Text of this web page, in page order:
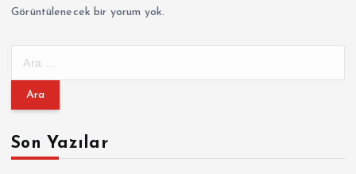
Görüntülenecek bir yorum yok.
m
:Son Yazılar